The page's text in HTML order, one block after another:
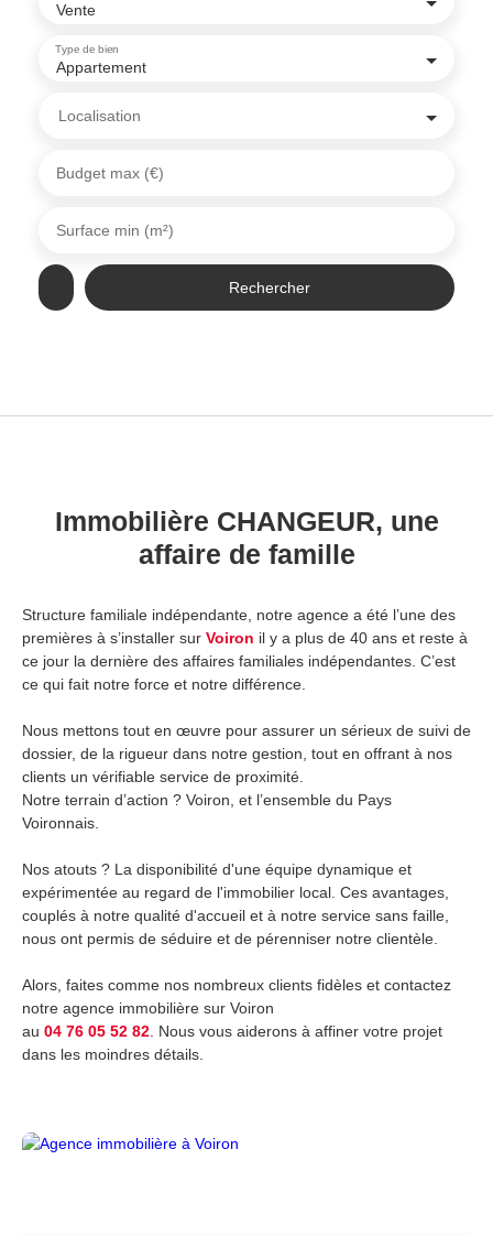
Vente
Appartement
Type de bien
Localisation
Budget max (€)
Surface min (m²)
Rechercher
Immobilière CHANGEUR, une
affaire de famille
Structure familiale indépendante, notre agence a été l’une des
premières à s’installer sur Voiron il y a plus de 40 ans et reste à
ce jour la dernière des affaires familiales indépendantes. C’est
ce qui fait notre force et notre différence.
Nous mettons tout en œuvre pour assurer un sérieux de suivi de
dossier, de la rigueur dans notre gestion, tout en offrant à nos
clients un vérifiable service de proximité.
Notre terrain d’action ? Voiron, et l’ensemble du Pays
Voironnais.
Nos atouts ? La disponibilité d'une équipe dynamique et
expérimentée au regard de l'immobilier local. Ces avantages,
couplés à notre qualité d'accueil et à notre service sans faille,
nous ont permis de séduire et de pérenniser notre clientèle.
Alors, faites comme nos nombreux clients fidèles et contactez
notre agence immobilière sur Voiron
au 04 76 05 52 82 . Nous vous aiderons à affiner votre projet
dans les moindres détails.